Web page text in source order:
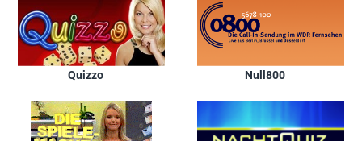
Quizzo Null800